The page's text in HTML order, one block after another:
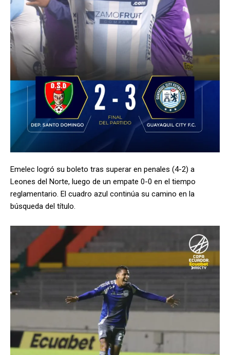
Emelec logró su boleto tras superar en penales (4-2) a
Leones del Norte, luego de un empate 0-0 en el tiempo
reglamentario. El cuadro azul continúa su camino en la
búsqueda del título.